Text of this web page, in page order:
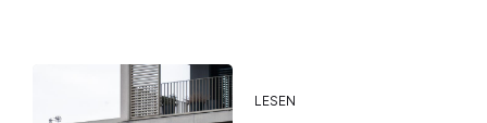
LESEN